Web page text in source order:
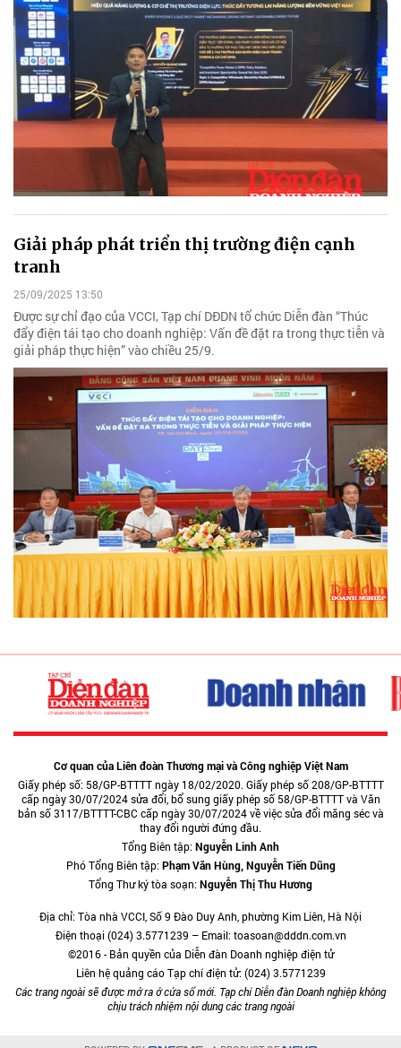
Giải pháp phát triển thị trường điện cạnh
tranh
25/09/2025 13:50
Được sự chỉ đạo của VCCI, Tạp chí DĐDN tổ chức Diễn đàn “Thúc
đẩy điện tái tạo cho doanh nghiệp: Vấn đề đặt ra trong thực tiễn và
giải pháp thực hiện” vào chiều 25/9.
Cơ quan của Liên đoàn Thương mại và Công nghiệp Việt Nam
Giấy phép số: 58/GP-BTTTT ngày 18/02/2020. Giấy phép số 208/GP-BTTTT
cấp ngày 30/07/2024 sửa đổi, bổ sung giấy phép số 58/GP-BTTTT và Văn
bản số 3117/BTTTT-CBC cấp ngày 30/07/2024 về việc sửa đổi măng séc và
thay đổi người đứng đầu.
Tổng Biên tập:Nguyễn Linh Anh
Phó Tổng Biên tập:Phạm Văn Hùng, Nguyễn Tiến Dũng
Tổng Thư ký tòa soạn:Nguyễn Thị Thu Hương
Địa chỉ: Tòa nhà VCCI, Số 9 Đào Duy Anh, phường Kim Liên, Hà Nội
Điện thoại (024) 3.5771239 – Email: toasoan@dddn.com.vn
©2016 - Bản quyền của Diễn đàn Doanh nghiệp điện tử
Liên hệ quảng cáo Tạp chí điện tử: (024) 3.5771239
Các trang ngoài sẽ được mở ra ở cửa sổ mới. Tạp chí Diễn đàn Doanh nghiệp không
chịu trách nhiệm nội dung các trang ngoài